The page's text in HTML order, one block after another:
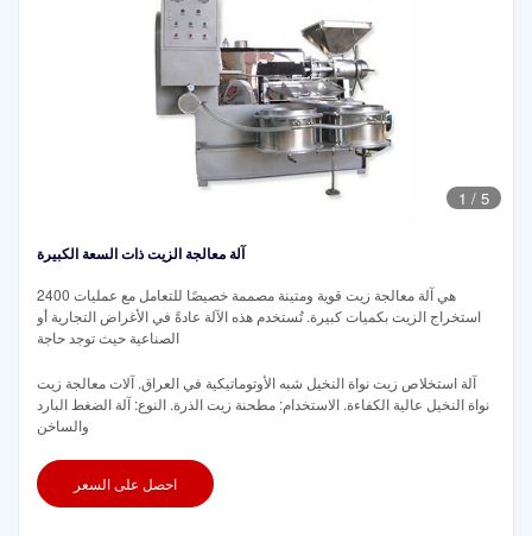
1 / 5
آلة معالجة الزيت ذات السعة الكبيرة
2400 هي آلة معالجة زيت قوية ومتينة مصممة خصيصًا للتعامل مع عمليات
استخراج الزيت بكميات كبيرة. تُستخدم هذه الآلة عادةً في الأغراض التجارية أو
الصناعية حيث توجد حاجة
آلة استخلاص زيت نواة النخيل شبه الأوتوماتيكية في العراق. آلات معالجة زيت
نواة النخيل عالية الكفاءة. الاستخدام: مطحنة زيت الذرة. النوع: آلة الضغط البارد
والساخن
احصل على السعر